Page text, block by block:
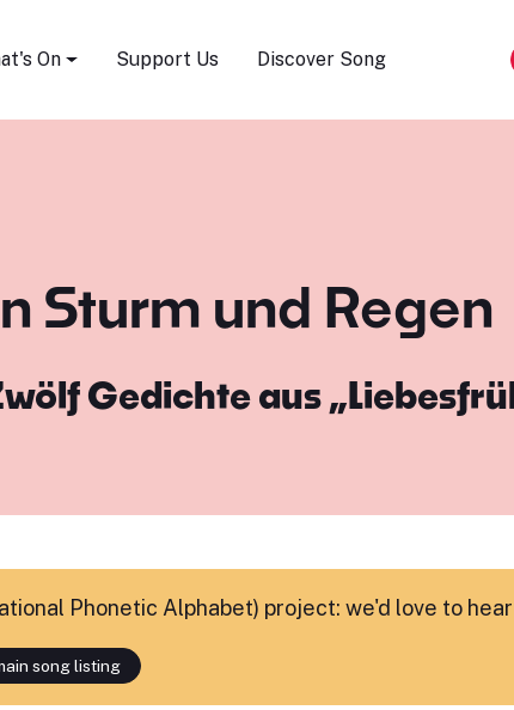
On Support Us Discover Song
Sturm und Regen
Gedichte aus
Phonetic Alphabet) project: we'd love to hear
song listing